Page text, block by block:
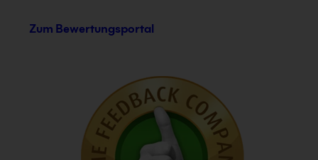
Zum Bewertungsportal